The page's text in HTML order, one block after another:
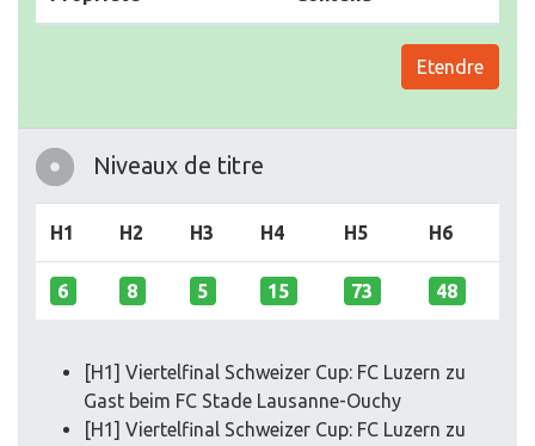
Etendre
Niveaux de titre
H1 H2 H3 H4 H5 H6
6 8 5 15 73 48
[H1] Viertelfinal Schweizer Cup: FC Luzern zu
Gast beim FC Stade Lausanne-Ouchy
[H1] Viertelfinal Schweizer Cup: FC Luzern zu